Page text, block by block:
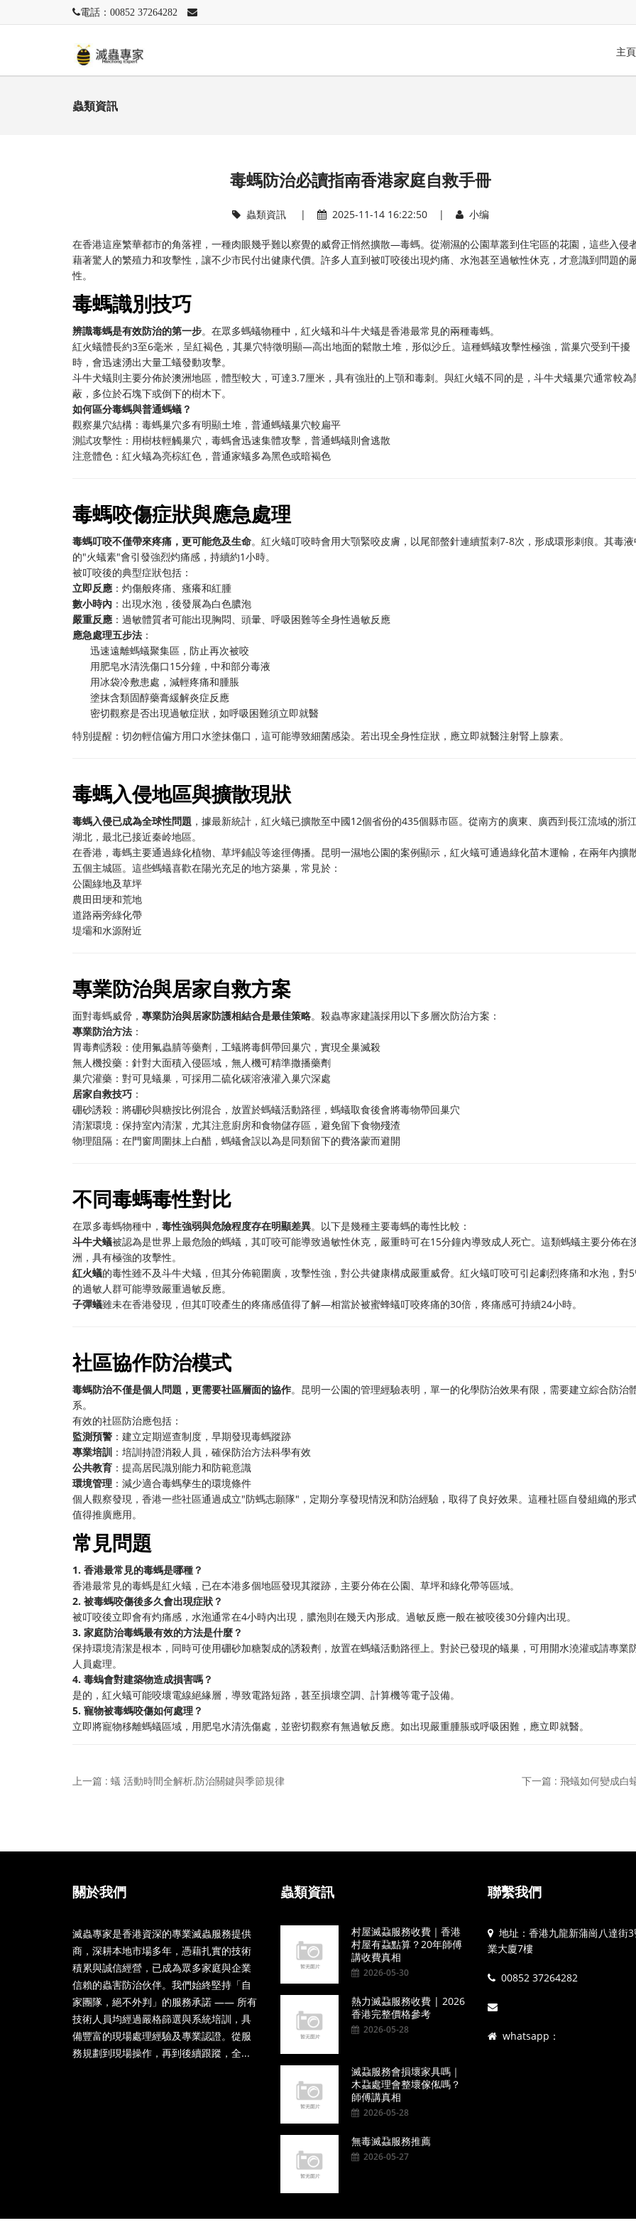
電話：00852 37264282
主頁
蟲類資訊
毒螞防治必讀指南香港家庭自救手冊
蟲類資訊 | 2025-11-14 16:22:50 | 小编
在香港這座繁華都市的角落裡，一種肉眼幾乎難以察覺的威脅正悄然擴散—毒螞。從潮濕的公園草叢到住宅區的花園，這些入侵
藉著驚人的繁殖力和攻擊性，讓不少市民付出健康代價。許多人直到被叮咬後出現灼痛、水泡甚至過敏性休克，才意識到問題的
性。
毒螞識別技巧
辨識毒螞是有效防治的第一步。在眾多螞蟻物種中，紅火蟻和斗牛犬蟻是香港最常見的兩種毒螞。
紅火蟻體長約3至6毫米，呈紅褐色，其巢穴特徵明顯—高出地面的鬆散土堆，形似沙丘。這種螞蟻攻擊性極強，當巢穴受到干擾
時，會迅速湧出大量工蟻發動攻擊。
斗牛犬蟻則主要分佈於澳洲地區，體型較大，可達3.7厘米，具有強壯的上顎和毒刺。與紅火蟻不同的是，斗牛犬蟻巢穴通常較為
蔽，多位於石塊下或倒下的樹木下。
如何區分毒螞與普通螞蟻？
觀察巢穴結構：毒螞巢穴多有明顯土堆，普通螞蟻巢穴較扁平
測試攻擊性：用樹枝輕觸巢穴，毒螞會迅速集體攻擊，普通螞蟻則會逃散
注意體色：紅火蟻為亮棕紅色，普通家蟻多為黑色或暗褐色
毒螞咬傷症狀與應急處理
毒螞叮咬不僅帶來疼痛，更可能危及生命。紅火蟻叮咬時會用大顎緊咬皮膚，以尾部螫針連續蜇刺7-8次，形成環形刺痕。其毒
的"火蟻素"會引發強烈灼痛感，持續約1小時。
被叮咬後的典型症狀包括：
立即反應 ：灼傷般疼痛、瘙癢和紅腫
數小時內 ：出現水泡，後發展為白色膿泡
嚴重反應 ：過敏體質者可能出現胸悶、頭暈、呼吸困難等全身性過敏反應
應急處理五步法 ：
迅速遠離螞蟻聚集區，防止再次被咬
用肥皂水清洗傷口15分鐘，中和部分毒液
用冰袋冷敷患處，減輕疼痛和腫脹
塗抹含類固醇藥膏緩解炎症反應
密切觀察是否出現過敏症狀，如呼吸困難須立即就醫
特別提醒：切勿輕信偏方用口水塗抹傷口，這可能導致細菌感染。若出現全身性症狀，應立即就醫注射腎上腺素。
毒螞入侵地區與擴散現狀
毒螞入侵已成為全球性問題 ，據最新統計，紅火蟻已擴散至中國12個省份的435個縣市區。從南方的廣東、廣西到長江流域的浙
湖北，最北已接近秦岭地區。
在香港，毒螞主要通過綠化植物、草坪鋪設等途徑傳播。昆明一濕地公園的案例顯示，紅火蟻可通過綠化苗木運輸，在兩年內擴
五個主城區。這些螞蟻喜歡在陽光充足的地方築巢，常見於：
公園綠地及草坪
農田田埂和荒地
道路兩旁綠化帶
堤壩和水源附近
專業防治與居家自救方案
面對毒螞威脅， 專業防治與居家防護相結合是最佳策略。殺蟲專家建議採用以下多層次防治方案：
專業防治方法 ：
胃毒劑誘殺：使用氟蟲腈等藥劑，工蟻將毒餌帶回巢穴，實現全巢滅殺
無人機投藥：針對大面積入侵區域，無人機可精準撒播藥劑
巢穴灌藥：對可見蟻巢，可採用二硫化碳溶液灌入巢穴深處
居家自救技巧 ：
硼砂誘殺：將硼砂與糖按比例混合，放置於螞蟻活動路徑，螞蟻取食後會將毒物帶回巢穴
清潔環境：保持室內清潔，尤其注意廚房和食物儲存區，避免留下食物殘渣
物理阻隔：在門窗周圍抹上白醋，螞蟻會誤以為是同類留下的費洛蒙而避開
不同毒螞毒性對比
在眾多毒螞物種中， 毒性強弱與危險程度存在明顯差異。以下是幾種主要毒螞的毒性比較：
斗牛犬蟻被認為是世界上最危險的螞蟻，其叮咬可能導致過敏性休克，嚴重時可在15分鐘內導致成人死亡。這類螞蟻主要分佈在
洲，具有極強的攻擊性。
紅火蟻的毒性雖不及斗牛犬蟻，但其分佈範圍廣，攻擊性強，對公共健康構成嚴重威脅。紅火蟻叮咬可引起劇烈疼痛和水泡，對
的過敏人群可能導致嚴重過敏反應。
子彈蟻雖未在香港發現，但其叮咬產生的疼痛感值得了解—相當於被蜜蜂蟻叮咬疼痛的30倍，疼痛感可持續24小時。
社區協作防治模式
毒螞防治不僅是個人問題，更需要社區層面的協作。昆明一公園的管理經驗表明，單一的化學防治效果有限，需要建立綜合防治
系。
有效的社區防治應包括：
監測預警 ：建立定期巡查制度，早期發現毒螞蹤跡
專業培訓 ：培訓持證消殺人員，確保防治方法科學有效
公共教育 ：提高居民識別能力和防範意識
環境管理 ：減少適合毒螞孳生的環境條件
個人觀察發現，香港一些社區通過成立"防螞志願隊"，定期分享發現情況和防治經驗，取得了良好效果。這種社區自發組織的形
值得推廣應用。
常見問題
1. 香港最常見的毒螞是哪種？
香港最常見的毒螞是紅火蟻，已在本港多個地區發現其蹤跡，主要分佈在公園、草坪和綠化帶等區域。
2. 被毒螞咬傷後多久會出現症狀？
被叮咬後立即會有灼痛感，水泡通常在4小時內出現，膿泡則在幾天內形成。過敏反應一般在被咬後30分鐘內出現。
3. 家庭防治毒螞最有效的方法是什麼？
保持環境清潔是根本，同時可使用硼砂加糖製成的誘殺劑，放置在螞蟻活動路徑上。對於已發現的蟻巢，可用開水澆灌或請專業
人員處理。
4. 毒螐會對建築物造成損害嗎？
是的，紅火蟻可能咬壞電線絕緣層，導致電路短路，甚至損壞空調、計算機等電子設備。
5. 寵物被毒螞咬傷如何處理？
立即將寵物移離螞蟻區域，用肥皂水清洗傷處，並密切觀察有無過敏反應。如出現嚴重腫脹或呼吸困難，應立即就醫。
上一篇 : 蟻 活動時間全解析,防治關鍵與季節規律 下一篇 : 飛蟻如何變成白
關於我們
滅蟲專家是香港資深的專業滅蟲服務提供
商，深耕本地市場多年，憑藉扎實的技術
積累與誠信經營，已成為眾多家庭與企業
信賴的蟲害防治伙伴。我們始終堅持「自
家團隊，絕不外判」的服務承諾 —— 所有
技術人員均經過嚴格篩選與系統培訓，具
備豐富的現場處理經驗及專業認證。從服
務規劃到現場操作，再到後續跟蹤，全...
蟲類資訊
村屋滅蝨服務收費｜香港
村屋有蝨點算？20年師傅
講收費真相
2026-05-30
熱力滅蝨服務收費 | 2026
香港完整價格參考
2026-05-28
滅蝨服務會損壞家具嗎｜
木蝨處理會整壞傢俬嗎？
師傅講真相
2026-05-28
無毒滅蝨服務推薦
2026-05-27
聯繫我們
地址：香港九龍新蒲崗八達街
業大廈7樓
00852 37264282
whatsapp：